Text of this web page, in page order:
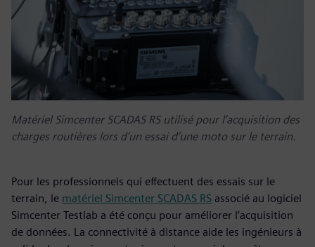
Matériel Simcenter SCADAS RS utilisé pour l’acquisition des
charges routières lors d’un essai d’une moto sur le terrain.
Pour les professionnels qui effectuent des essais sur le
terrain, le matériel Simcenter SCADAS RS associé au logiciel
Simcenter Testlab a été conçu pour améliorer l’acquisition
de données. La connectivité à distance aide les ingénieurs à